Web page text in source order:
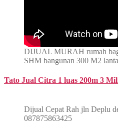
DIJUAL MURAH rumah
SHM bangunan 300 M2
Tato Jual Citra 1 luas 200m 3
Dijual Cepat Rah jln Deplu
087875863425